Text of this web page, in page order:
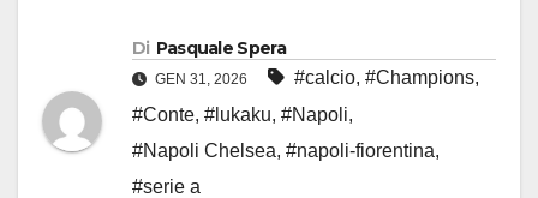
Di Pasquale Spera
GEN 31, 2026 #calcio, #Champions,
#Conte, #lukaku, #Napoli,
#Napoli Chelsea, #napoli-fiorentina,
#serie a